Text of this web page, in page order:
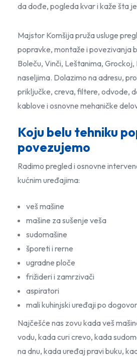
da dođe, pogleda kvar i kaže šta
Majstor Komšija pruža usluge
popravke, montaže i povezivanja
Boleču, Vinči, Leštanima, Grockoj,
naseljima. Dolazimo na adresu,
priključke, creva, filtere, odvode,
kablove i osnovne mehaničke
Koju belu tehniku
povezujemo
Radimo pregled i osnovne
kućnim uređajima:
veš mašine
mašine za sušenje veša
sudomašine
šporeti i rerne
ugradne ploče
frižideri i zamrzivači
aspiratori
mali kuhinjski uređaji po
Najčešće nas zovu kada veš
vodu, kada curi crevo, kada
na dnu, kada uređaj pravi buku,